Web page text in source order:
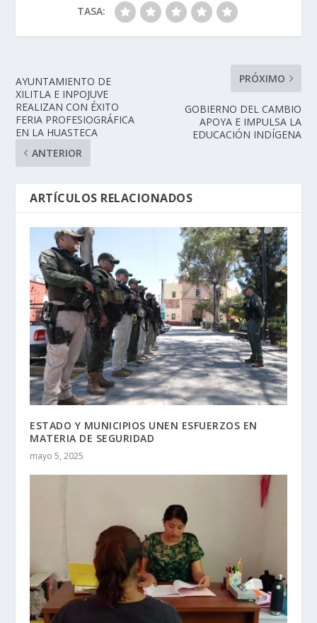
TASA:
AYUNTAMIENTO DE
XILITLA E INPOJUVE
REALIZAN CON ÉXITO
FERIA PROFESIOGRÁFICA
EN LA HUASTECA
ANTERIOR
PRÓXIMO
GOBIERNO DEL CAMBIO
APOYA E IMPULSA LA
EDUCACIÓN INDÍGENA
ARTÍCULOS RELACIONADOS
ESTADO Y MUNICIPIOS UNEN ESFUERZOS EN
MATERIA DE SEGURIDAD
mayo 5, 2025